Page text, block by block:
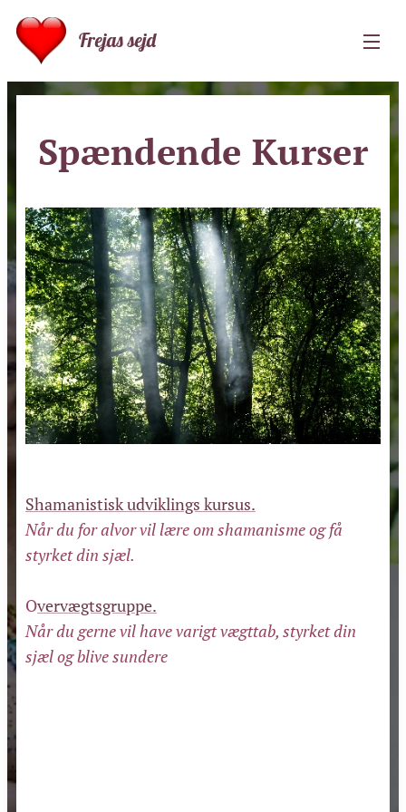
Frejas sejd
Spændende Kurser
Shamanistisk udviklings kursus.
Når du for alvor vil lære om shamanisme ogfå
styrket din sjæl.
Overvægtsgruppe.
Når du gerne vil have varigt vægttab, styrket din
sjæl og blive sundere